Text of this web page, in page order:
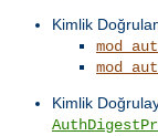
Kimlik
Kimlik